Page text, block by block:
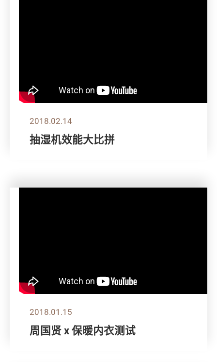
2018.02.14
抽湿机效能大比拼
2018.01.15
周国贤 x 保暖内衣测试